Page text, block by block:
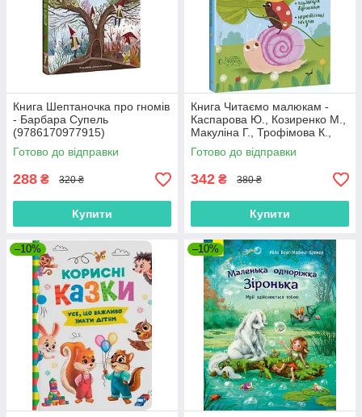
Книга Шептаночка про гномів
- Барбара Супель
(9786170977915)
Готово до відправки
288 ₴ 320 ₴
Купити
Книга Читаємо малюкам -
Каспарова Ю., Козиренко М.,
Макуліна Г., Трофімова К.,
Юліта Ран (9786170976888)
Готово до відправки
342 ₴ 380 ₴
Купити
–10% –10%